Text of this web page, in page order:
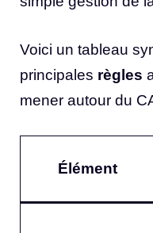
Voici un tableau
principales règles
mener autour du
Élément